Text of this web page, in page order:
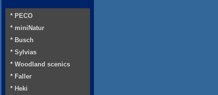
* PECO
* miniNatur
* Busch
* Sylvias
* Woodland scenics
* Faller
* Heki